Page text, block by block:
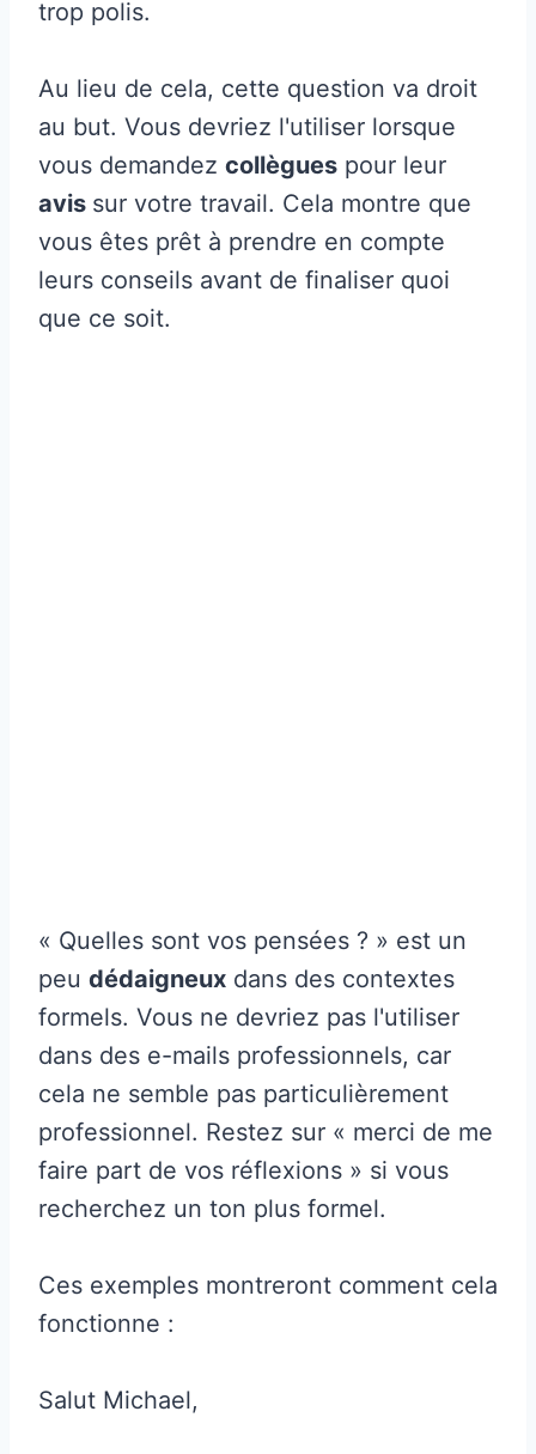
trop polis.
Au lieu de cela, cette question va droit
au but. Vous devriez l'utiliser lorsque
vous demandez collègues pour leur
avis sur votre travail. Cela montre que
vous êtes prêt à prendre en compte
leurs conseils avant de finaliser quoi
que ce soit.
« Quelles sont vos pensées ? » est un
peu dédaigneux dans des contextes
formels. Vous ne devriez pas l'utiliser
dans des e-mails professionnels, car
cela ne semble pas particulièrement
professionnel. Restez sur « merci de me
faire part de vos réflexions » si vous
recherchez un ton plus formel.
Ces exemples montreront comment cela
fonctionne :
Salut Michael,